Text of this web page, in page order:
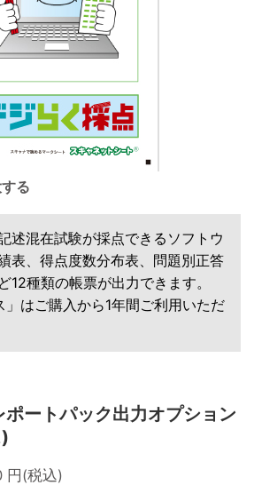
る
述混在試験が採点できるソフトウ
表、得点度数分布表、問題別正答
12種類の帳票が出力できます。
はご購入から1年間ご利用いただ
ートパック出力オプション
円(税込)